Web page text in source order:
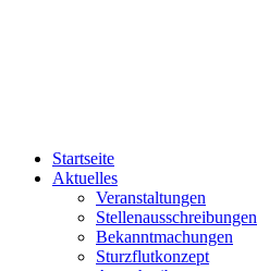
Startseite
Aktuelles
Veranstaltungen
Stellenausschreibungen
Bekanntmachungen
Sturzflutkonzept